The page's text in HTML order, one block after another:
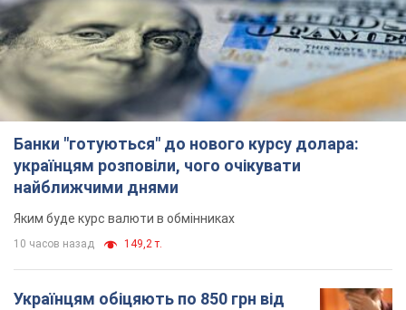
Банки "готуються" до нового курсу долара:
українцям розповіли, чого очікувати
найближчими днями
Яким буде курс валюти в обмінниках
10 часов назад 149,2 т.
Українцям обіцяють по 850 грн від